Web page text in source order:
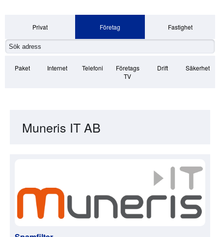
Privat Företag Fastighet
Paket Internet Telefoni
Företags
TV
Drift Säkerhet
Muneris IT AB